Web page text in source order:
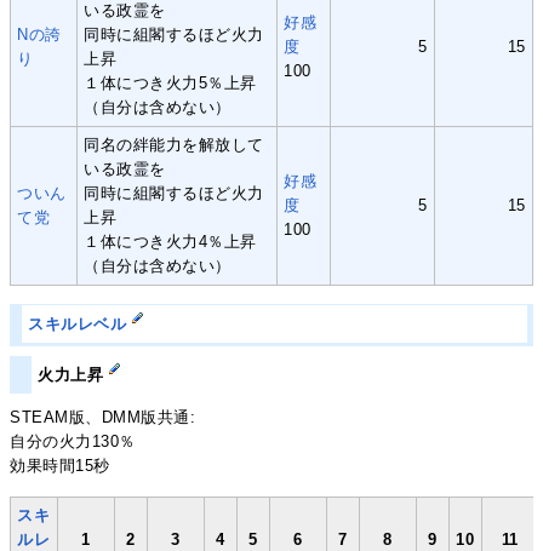
Nの誇
り
いる政霊を
同時に組閣するほど火力
上昇
１体につき火力5％上昇
（自分は含めない）
好感
度
100
5 15
ついん
て党
同名の絆能力を解放して
いる政霊を
同時に組閣するほど火力
上昇
１体につき火力4％上昇
（自分は含めない）
好感
度
100
5 15
スキルレベル
火力上昇
STEAM版、DMM版共通:
自分の火力130％
効果時間15秒
スキ
ルレ
1 2 3 4 5 6 7 8 9 10 11